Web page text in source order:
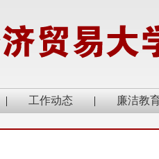
| 工作动态 | 廉洁教